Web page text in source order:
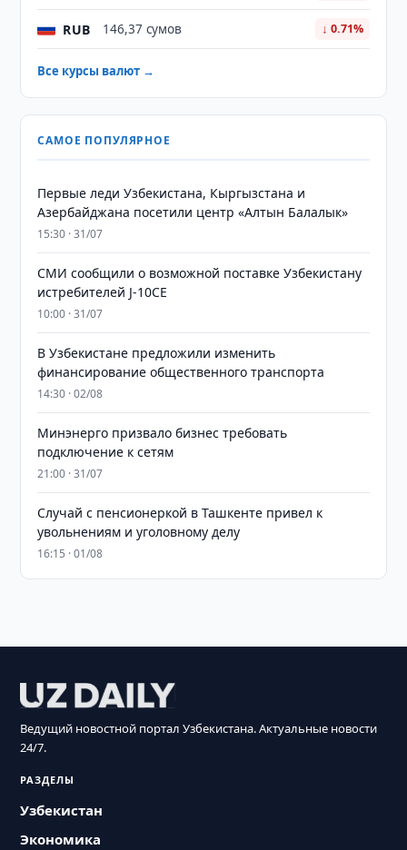
RUB 146,37 сумов ↓ 0.71%
Все курсы валют →
САМОЕ ПОПУЛЯРНОЕ
Первые леди Узбекистана, Кыргызстана и
Азербайджана посетили центр «Алтын Балалык»
15:30 · 31/07
СМИ сообщили о возможной поставке Узбекистану
истребителей J-10CE
10:00 · 31/07
В Узбекистане предложили изменить
финансирование общественного транспорта
14:30 · 02/08
Минэнерго призвало бизнес требовать
подключение к сетям
21:00 · 31/07
Случай с пенсионеркой в Ташкенте привел к
увольнениям и уголовному делу
16:15 · 01/08
Ведущий новостной портал Узбекистана. Актуальные новости
24/7.
РАЗДЕЛЫ
Узбекистан
Экономика